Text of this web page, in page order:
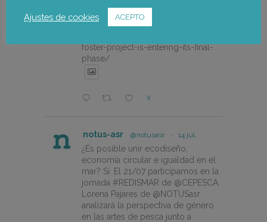
Plan.
foster-project-is-entering-its-final-
phase/
X
notus-asr @notusasr · 14 jul.
¿Es posible unir ecodiseño,
economía circular e igualdad en el
mar? Sí. El 21/07 participamos en la
jornada #REDISMAR de @CEPESCA.
Lorena Pajares de @NOTUSasr
analizará la perspectiva de género
en las artes de pesca junto a
Ajustes de cookies ACEPTO